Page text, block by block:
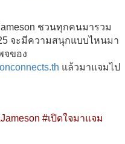
ชวนทุกคนมารวม
จะมีความสนุกแบบไหนมา
จของ
แล้วมาแจมไป
#เปิดใจมาแจม